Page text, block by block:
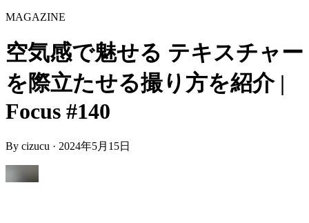
MAGAZINE
空気感で魅せる テキスチャー
を際立たせる撮り方を紹介 |
Focus #140
By cizucu · 2024年5月15日